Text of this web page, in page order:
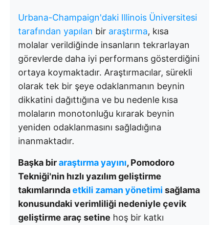
Urbana-Champaign'daki Illinois Üniversitesi
tarafından yapılan bir araştırma, kısa
molalar verildiğinde insanların tekrarlayan
görevlerde daha iyi performans gösterdiğini
ortaya koymaktadır. Araştırmacılar, sürekli
olarak tek bir şeye odaklanmanın beynin
dikkatini dağıttığına ve bu nedenle kısa
molaların monotonluğu kırarak beynin
yeniden odaklanmasını sağladığına
inanmaktadır.
Başka biraraştırma yayını, Pomodoro
Tekniği'nin hızlı yazılım geliştirme
takımlarındaetkili zaman yönetimi sağlama
konusundaki verimliliği nedeniyle çevik
geliştirme araç setine hoş bir katkı